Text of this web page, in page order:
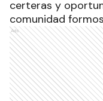
certeras y
comunidad
Ads